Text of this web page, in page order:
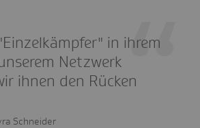
in ihrem
Netzwerk
ihnen den Rücken
Schneider